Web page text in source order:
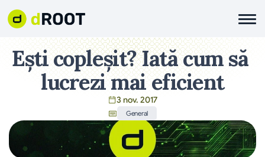
Ești copleșit? Iată cum să
lucrezi mai eficient
3 nov. 2017
General